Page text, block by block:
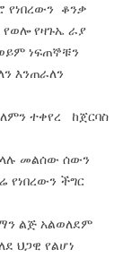
የነበረውን ቆንቃ
የዛጉኤ ራያ
ነፍጠኞቹን
እንጠራለን
ተቀየረ ከጀርባስ
መልሰው ሰውን
የነበረውን ችግር
ልጅ አልወለደም
ህጋዊ የልሆነ